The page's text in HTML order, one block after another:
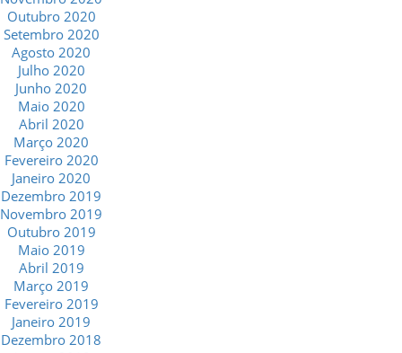
Outubro 2020
Setembro 2020
Agosto 2020
Julho 2020
Junho 2020
Maio 2020
Abril 2020
Março 2020
Fevereiro 2020
Janeiro 2020
Dezembro 2019
Novembro 2019
Outubro 2019
Maio 2019
Abril 2019
Março 2019
Fevereiro 2019
Janeiro 2019
Dezembro 2018